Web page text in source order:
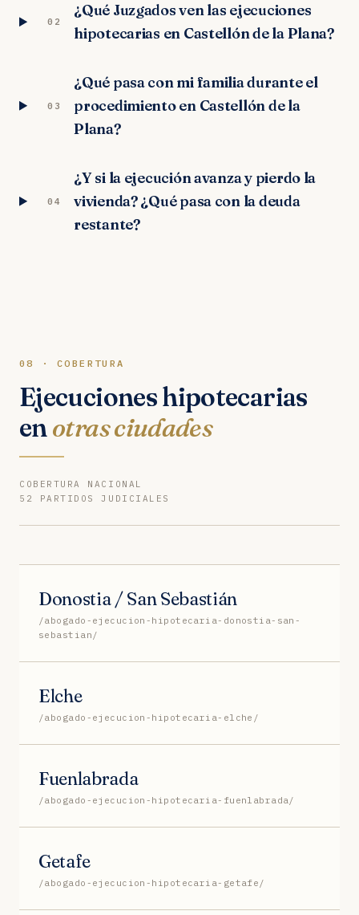
02
¿Qué Juzgados ven las ejecuciones
hipotecarias en Castellón de la Plana?
03
¿Qué pasa con mi familia durante el
procedimiento en Castellón de la
Plana?
04
¿Y si la ejecución avanza y pierdo la
vivienda? ¿Qué pasa con la deuda
restante?
08 · COBERTURA
Ejecuciones hipotecarias
enotras ciudades
COBERTURA NACIONAL
52 PARTIDOS JUDICIALES
Donostia / San Sebastián
/abogado-ejecucion-hipotecaria-donostia-san-
sebastian/
Elche
/abogado-ejecucion-hipotecaria-elche/
Fuenlabrada
/abogado-ejecucion-hipotecaria-fuenlabrada/
Getafe
/abogado-ejecucion-hipotecaria-getafe/